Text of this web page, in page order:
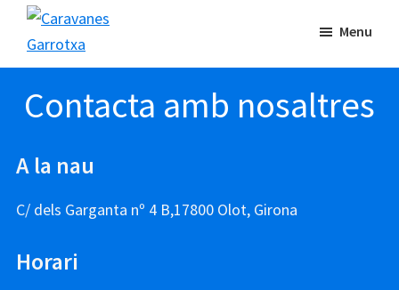
main
content
Caravanes
lloguer,
venda,
reparació
assessorament
personalitzat
caravanes
i
Menu
Contacta amb nosaltres
A la nau
C/ dels Garganta nº 4 B,17800 Olot, Girona
Horari